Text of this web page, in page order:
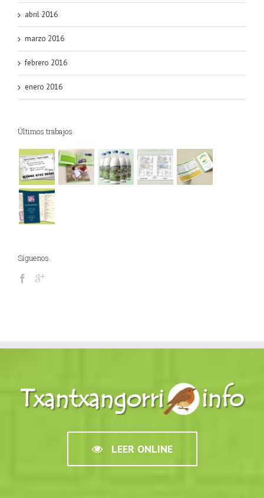
abril 2016
marzo 2016
febrero 2016
enero 2016
Últimos trabajos
Síguenos
LEER ONLINE